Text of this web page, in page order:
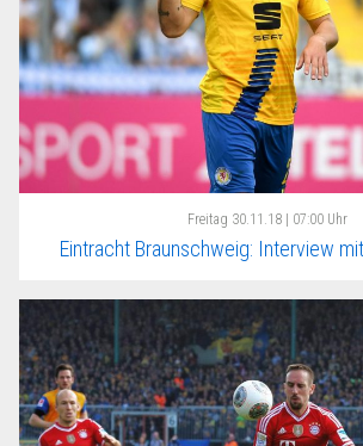
Freitag 30.11.18 | 07:00 Uhr
Eintracht Braunschweig: Interview